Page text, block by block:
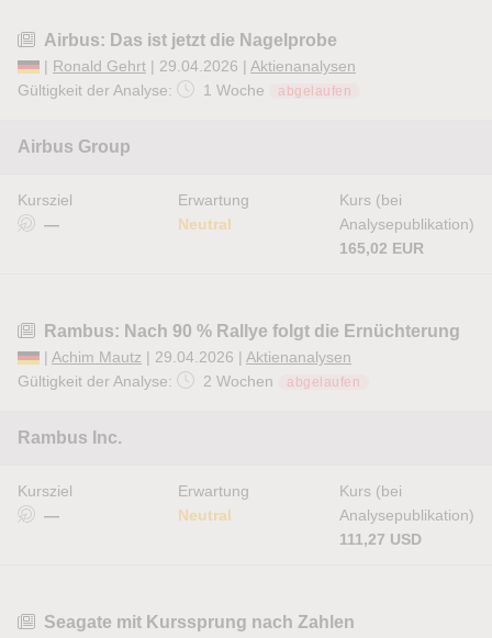
Airbus: Das ist jetzt die Nagelprobe
| Ronald Gehrt | 29.04.2026 | Aktienanalysen
Gültigkeit der Analyse:
1 Woche abgelaufen
Airbus Group
Kursziel
—
Erwartung
Neutral
Kurs (bei
Analysepublikation)
165,02 EUR
Rambus: Nach 90 % Rallye folgt die Ernüchterung
| Achim Mautz | 29.04.2026 | Aktienanalysen
Gültigkeit der Analyse:
2 Wochen abgelaufen
Rambus Inc.
Kursziel
—
Erwartung
Neutral
Kurs (bei
Analysepublikation)
111,27 USD
Seagate mit Kurssprung nach Zahlen